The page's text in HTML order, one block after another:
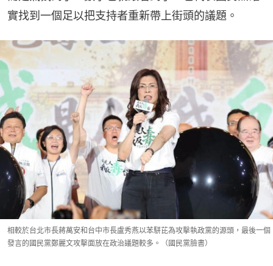
實找到一個足以把支持者重新帶上街頭的議題。
相較於台北市長蔣萬安和台中市長盧秀燕以苯駢芘為攻擊執政黨的源頭，最後一個
發言的國民黨鄭麗文攻擊面放在政治議題較多。（國民黨臉書）